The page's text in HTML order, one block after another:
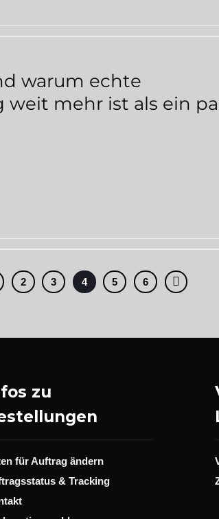
warum echte
mehr ist als ein
2 3 4 5 6
zu
für Auftrag ändern
& Tracking